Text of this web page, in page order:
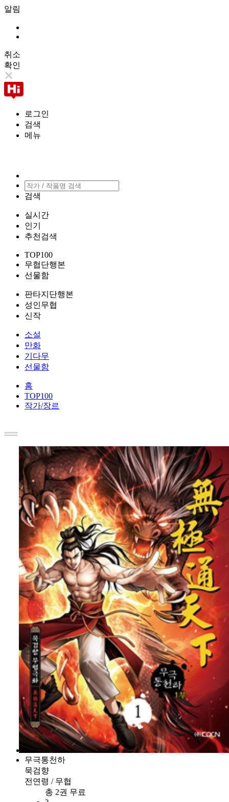
알림
취소
확인
로그인
검색
메뉴
검색
실시간
인기
추천검색
TOP100
무협단행본
선물함
판타지단행본
성인무협
신작
소설
만화
기다무
선물함
홈
TOP100
작가/장르
무극통천하
묵검향
전연령 / 무협
총 2권 무료